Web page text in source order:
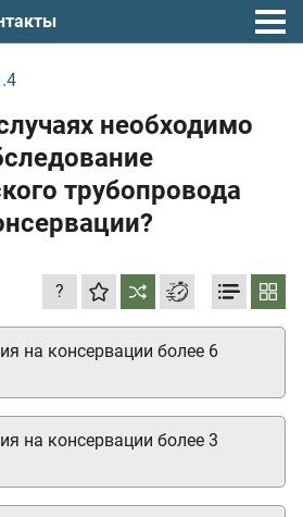
необходимо
трубопровода
?
на консервации более 6
на консервации более 3